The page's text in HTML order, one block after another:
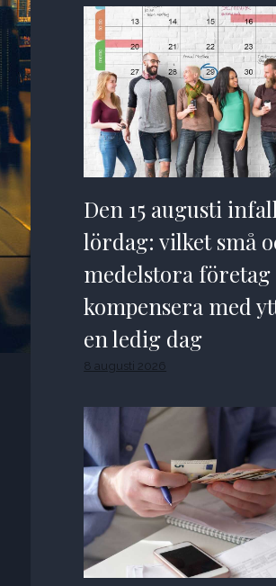
Den 15 augusti
lördag: vilket små
medelstora
kompensera med
en ledig dag
8 augusti 2026